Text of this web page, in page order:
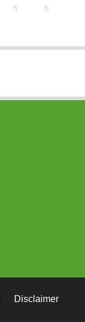
5 6
Disclaimer